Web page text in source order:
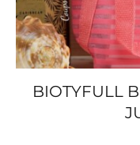
BIOTYFULL